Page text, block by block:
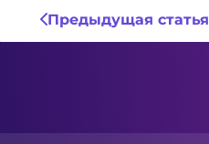
Предыдущая статья